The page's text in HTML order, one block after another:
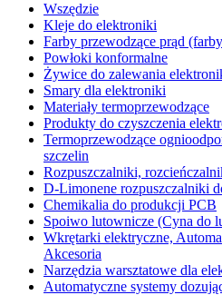
Wszędzie
Kleje do elektroniki
Farby przewodzące prąd
Powłoki konformalne
Żywice do zalewania
Smary dla elektroniki
Materiały termoprzewodzące
Produkty do czyszczenia
Termoprzewodzące
szczelin
Rozpuszczalniki,
D-Limonene rozpuszczalniki
Chemikalia do produkcji PCB
Spoiwo lutownicze (Cyna do
Wkrętarki elektryczne,
Akcesoria
Narzędzia warsztatowe dla
Automatyczne systemy